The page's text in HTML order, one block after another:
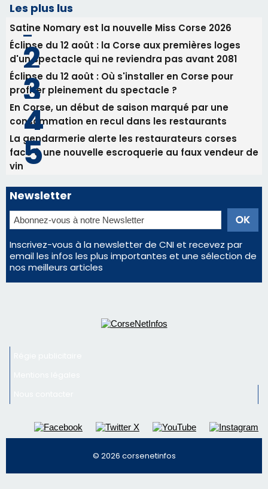
Les plus lus
Satine Nomary est la nouvelle Miss Corse 2026
Éclipse du 12 août : la Corse aux premières loges
d'un spectacle qui ne reviendra pas avant 2081
Éclipse du 12 août : Où s'installer en Corse pour
profiter pleinement du spectacle ?
En Corse, un début de saison marqué par une
consommation en recul dans les restaurants
La gendarmerie alerte les restaurateurs corses
face à une nouvelle escroquerie au faux vendeur de
vin
Newsletter
Inscrivez-vous à la newsletter de CNI et recevez par
email les infos les plus importantes et une sélection de
nos meilleurs articles
© 2026 corsenetinfos